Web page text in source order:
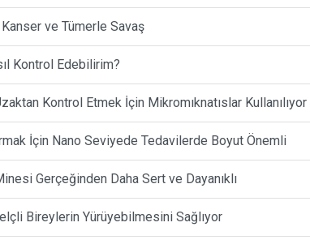
ve Tümerle Savaş
Kontrol Edebilirim?
Kontrol Etmek İçin Mikromıknatıslar Kullanılıyor
İçin Nano Seviyede Tedavilerde Boyut Önemli
Gerçeğinden Daha Sert ve Dayanıklı
Bireylerin Yürüyebilmesini Sağlıyor